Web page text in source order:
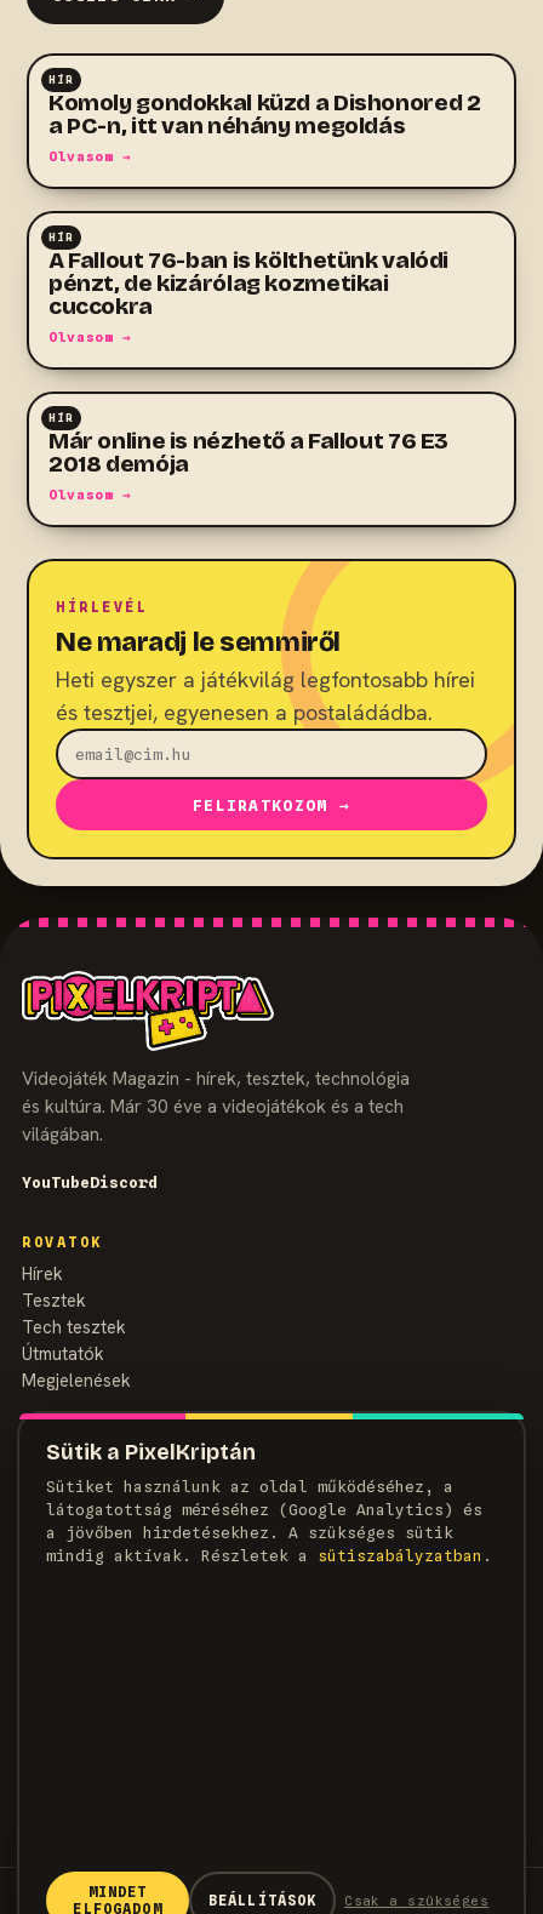
Sütik a PixelKriptán
Sütiket használunk az oldal működéséhez, a
látogatottság méréséhez (Google Analytics) és
a jövőben hirdetésekhez. A szükséges sütik
mindig aktívak. Részletek a
süti­szabályzatban .
MINDET
ELFOGADOM
BEÁLLÍTÁSOK Csak a szükséges
HÍR
RPG
Komoly gondokkal küzd a Dishonored 2
a PC-n, itt van néhány megoldás
Olvasom →
HÍR
RPG
A Fallout 76-ban is költhetünk valódi
pénzt, de kizárólag kozmetikai
cuccokra
Olvasom →
HÍR
RPG
Már online is nézhető a Fallout 76 E3
2018 demója
Olvasom →
HÍRLEVÉL
Ne maradj le semmiről
Heti egyszer a játékvilág legfontosabb hírei
és tesztjei, egyenesen a postaládádba.
FELIRATKOZOM →
Új Onimusha: Way of the Sword
gameplay trailer mutatja be az
Videojáték Magazin - hírek, tesztek, technológia
és kultúra. Már 30 éve a videojátékok és a tech
világában.
YouTubeDiscord
ROVATOK
Hírek
Tesztek
Tech tesztek
Útmutatók
Megjelenések
MAGAZIN
Szerzők
Médiaajánlat
Kapcsolat
© 2026 PixelKripta · Minden jog fenntartva